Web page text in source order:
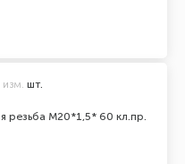
резьба M20*1,5* 60 кл.пр.
изм. шт.